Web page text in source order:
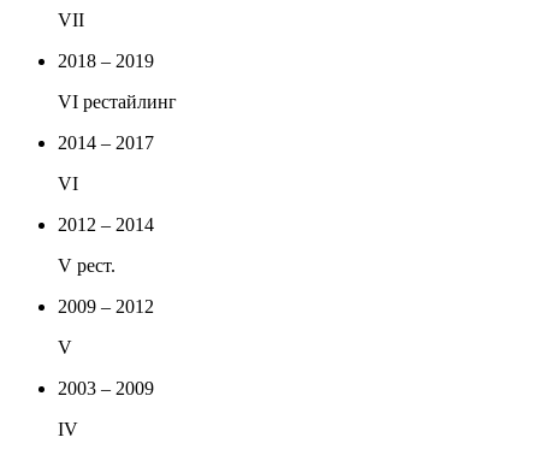
VII
2018 – 2019
VI рестайлинг
2014 – 2017
VI
2012 – 2014
V рест.
2009 – 2012
V
2003 – 2009
IV